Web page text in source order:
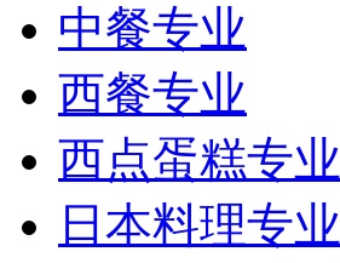
中餐专业
西餐专业
西点蛋糕专业
日本料理专业